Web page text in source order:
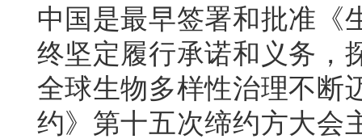
中国是最早签署和批准《
终坚定履行承诺和义务，
全球生物多样性治理不断
约》第十五次缔约方大会